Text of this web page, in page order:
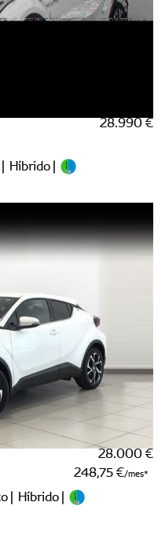
28.990 €
Híbrido |
28.000 €
248,75 €/mes
| Híbrido |